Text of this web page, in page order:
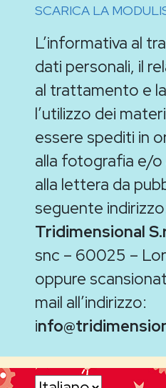
SCARICA LA
L’informativa al
dati personali, il
al trattamento e
l’utilizzo dei
essere spediti in
alla fotografia e/
alla lettera da
seguente
Tridimensional
snc – 60025 –
oppure
mail all’indirizzo:
i